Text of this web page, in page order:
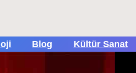
Blog Kültür Sanat